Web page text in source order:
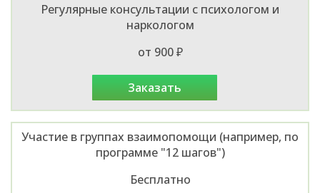
Регулярные консультации с психологом и
наркологом
от 900 ₽
заказать
Участие в группах взаимопомощи (например, по
программе "12 шагов")
Бесплатно